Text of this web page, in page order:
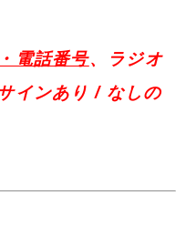
電話番号、ラジオ
インあり / なしの